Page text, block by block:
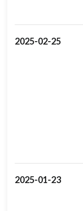
2025-02-25
2025-01-23